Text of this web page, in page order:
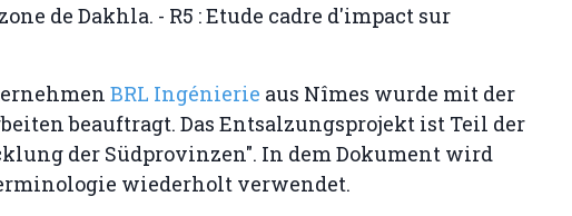
de Dakhla. - R5 : Etude cadre d'impact sur
BRL Ingénierie aus Nîmes wurde mit der
beauftragt. Das Entsalzungsprojekt ist Teil der
der Südprovinzen". In dem Dokument wird
wiederholt verwendet.